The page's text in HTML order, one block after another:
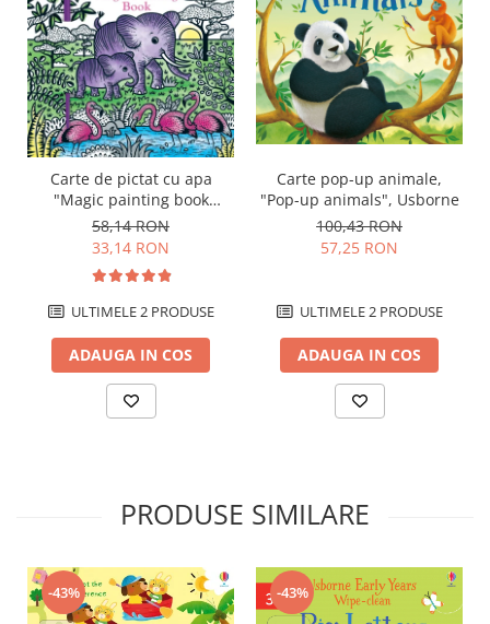
Carte de pictat cu apa
"Magic painting book
Animals", Usborne
58,14 RON
33,14 RON
ULTIMELE 2 PRODUSE
ADAUGA IN COS
Carte pop-up animale,
"Pop-up animals", Usborne
100,43 RON
57,25 RON
ULTIMELE 2 PRODUSE
ADAUGA IN COS
PRODUSE SIMILARE
-43% -43%